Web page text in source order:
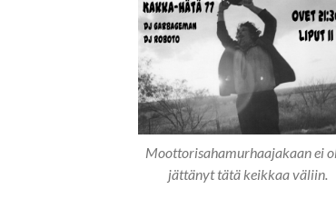
Moottorisahamurhaajakaan ei
jättänyt tätä keikkaa väliin.